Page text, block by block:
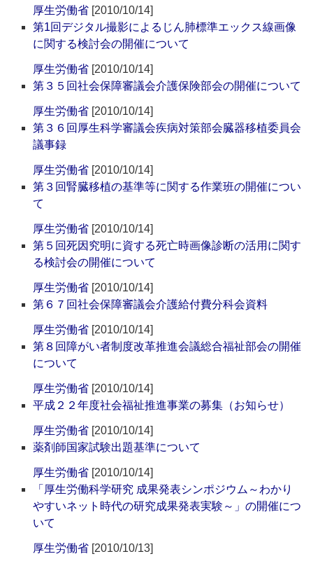
厚生労働省 [2010/10/14]
第1回デジタル撮影によるじん肺標準エックス線画像
に関する検討会の開催について
厚生労働省 [2010/10/14]
第３５回社会保障審議会介護保険部会の開催について
厚生労働省 [2010/10/14]
第３６回厚生科学審議会疾病対策部会臓器移植委員会
議事録
厚生労働省 [2010/10/14]
第３回腎臓移植の基準等に関する作業班の開催につい
て
厚生労働省 [2010/10/14]
第５回死因究明に資する死亡時画像診断の活用に関す
る検討会の開催について
厚生労働省 [2010/10/14]
第６７回社会保障審議会介護給付費分科会資料
厚生労働省 [2010/10/14]
第８回障がい者制度改革推進会議総合福祉部会の開催
について
厚生労働省 [2010/10/14]
平成２２年度社会福祉推進事業の募集（お知らせ）
厚生労働省 [2010/10/14]
薬剤師国家試験出題基準について
厚生労働省 [2010/10/14]
「厚生労働科学研究 成果発表シンポジウム～わかり
やすいネット時代の研究成果発表実験～」の開催につ
いて
厚生労働省 [2010/10/13]